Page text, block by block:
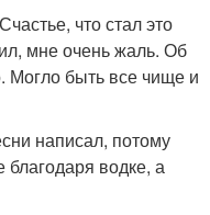
что стал это
мне очень жаль. Об
Могло быть все чище и
написал, потому
благодаря водке, а